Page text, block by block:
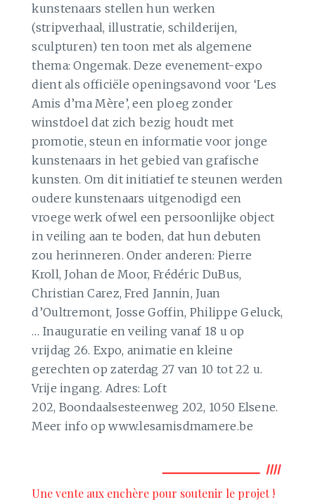
kunstenaars stellen hun werken
(stripverhaal, illustratie, schilderijen,
sculpturen) ten toon met als algemene
thema: Ongemak. Deze evenement-expo
dient als officiële openingsavond voor ‘Les
Amis d’ma Mère’, een ploeg zonder
winstdoel dat zich bezig houdt met
promotie, steun en informatie voor jonge
kunstenaars in het gebied van grafische
kunsten. Om dit initiatief te steunen werden
oudere kunstenaars uitgenodigd een
vroege werk ofwel een persoonlijke object
in veiling aan te boden, dat hun debuten
zou herinneren. Onder anderen: Pierre
Kroll, Johan de Moor, Frédéric DuBus,
Christian Carez, Fred Jannin, Juan
d’Oultremont, Josse Goffin, Philippe Geluck,
… Inauguratie en veiling vanaf 18 u op
vrijdag 26. Expo, animatie en kleine
gerechten op zaterdag 27 van 10 tot 22 u.
Vrije ingang. Adres: Loft
202, Boondaalsesteenweg 202, 1050 Elsene.
Meer info op www.lesamisdmamere.be
Une vente aux enchère pour soutenir le projet !